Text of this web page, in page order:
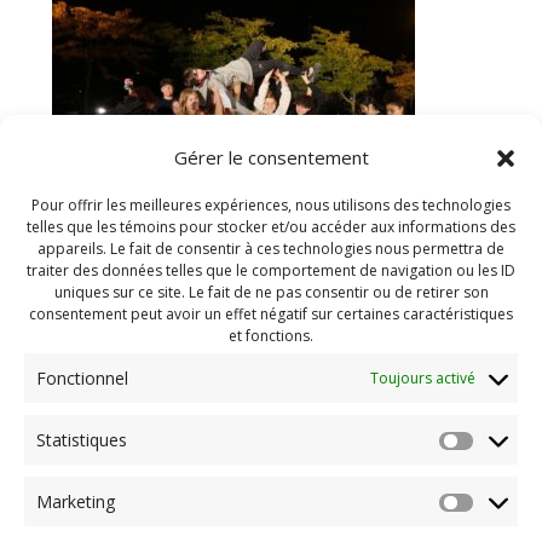
Gérer le consentement
Pour offrir les meilleures expériences, nous utilisons des technologies
telles que les témoins pour stocker et/ou accéder aux informations des
appareils. Le fait de consentir à ces technologies nous permettra de
traiter des données telles que le comportement de navigation ou les ID
uniques sur ce site. Le fait de ne pas consentir ou de retirer son
consentement peut avoir un effet négatif sur certaines caractéristiques
et fonctions.
Fonctionnel Toujours activé
Statistiques
Marketing
https://www.mdjboucherville.ca/wp-
content/uploads/2022/10/cropped-Street-Painting-
Navigation
de
Previous:
post: 2022-119.jpg